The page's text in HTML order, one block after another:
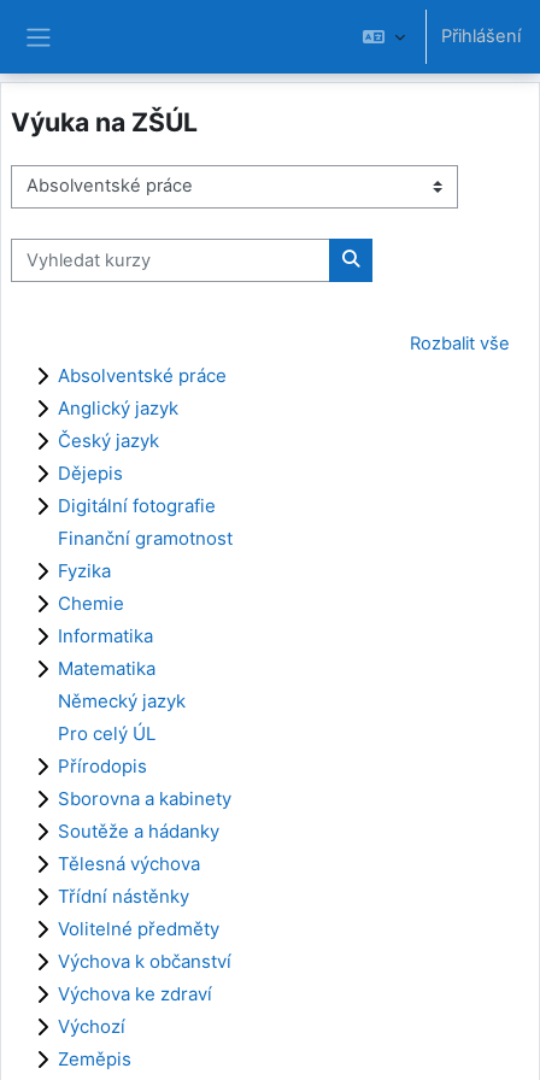
Přihlášení
Výuka na ZŠÚL
Kategorie kurzů
Vyhledat kurzy
Vyhledat kurzy
Rozbalit vše
Absolventské práce
Anglický jazyk
Český jazyk
Dějepis
Digitální fotografie
Finanční gramotnost
Fyzika
Chemie
Informatika
Matematika
Německý jazyk
Pro celý ÚL
Přírodopis
Sborovna a kabinety
Soutěže a hádanky
Tělesná výchova
Třídní nástěnky
Volitelné předměty
Výchova k občanství
Výchova ke zdraví
Výchozí
Zeměpis